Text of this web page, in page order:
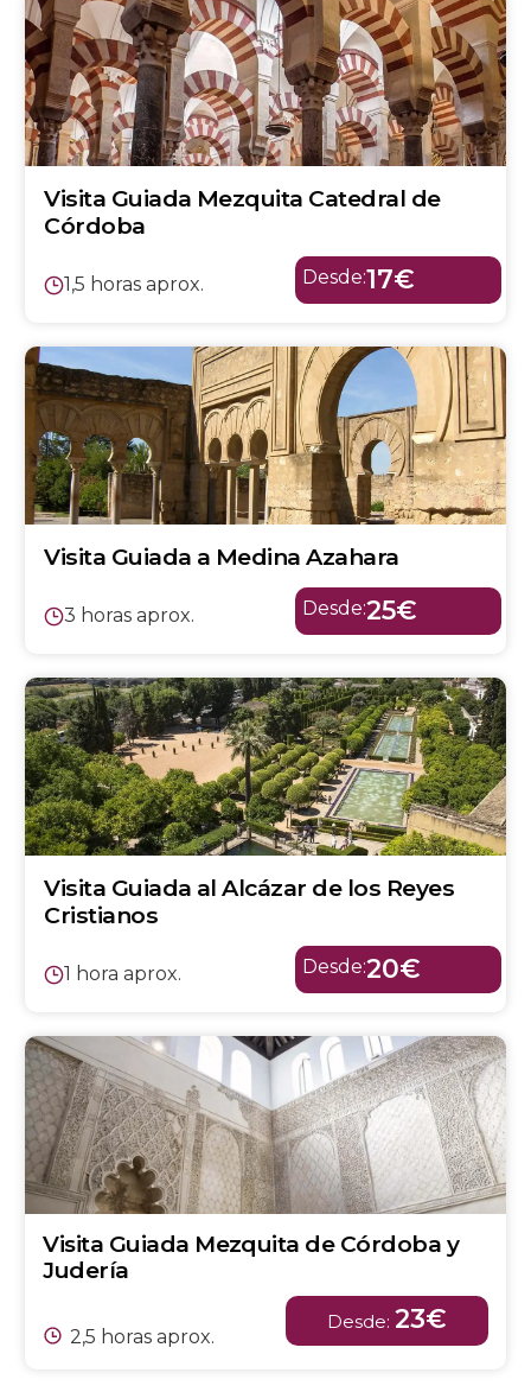
Visita Guiada Mezquita Catedral de
Córdoba
1,5 horas aprox. Desde:17€
Visita Guiada a Medina Azahara
3 horas aprox. Desde:25€
Visita Guiada al Alcázar de los Reyes
Cristianos
1 hora aprox. Desde:20€
Visita Guiada Mezquita de Córdoba y
Judería
2,5 horas aprox.
Desde: 23€